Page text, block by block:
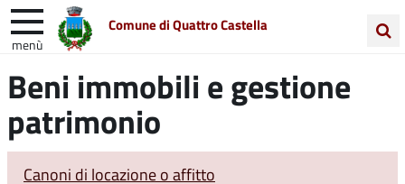
Comune di Quattro Castella
menù
nel
sito
Entra in Comune Vivi Quattro Castella
Unione Colline Matildiche
Beni immobili e gestione
patrimonio
Canoni di locazione o affitto